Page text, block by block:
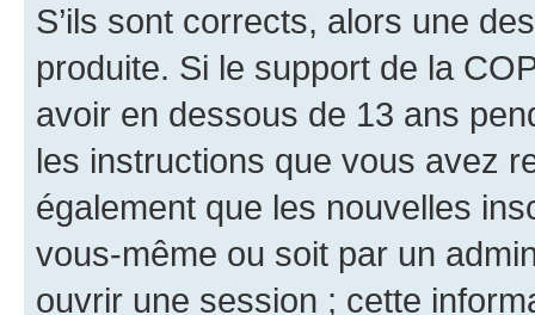
S’ils sont corrects, alors une
produite. Si le support de la
avoir en dessous de 13 ans
les instructions que vous avez
également que les nouvelles
vous-même ou soit par un
ouvrir une session ; cette